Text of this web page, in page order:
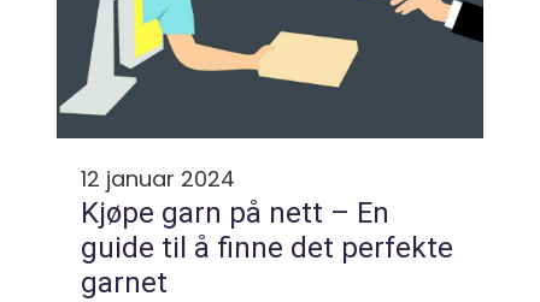
12 januar 2024
Kjøpe garn på nett – En
guide til å finne det perfekte
garnet